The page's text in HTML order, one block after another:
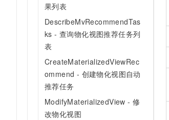
果列表
DescribeMvRecommendTas
ks - 查询物化视图推荐任务列
表
CreateMaterializedViewRec
ommend - 创建物化视图自动
推荐任务
ModifyMaterializedView - 修
改物化视图